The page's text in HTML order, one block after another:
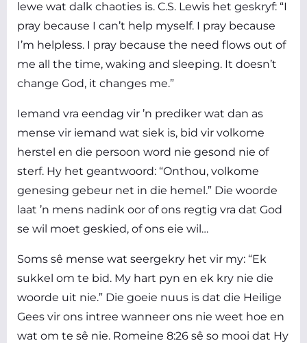
lewe wat dalk chaoties is. C.S. Lewis het geskryf: “I
pray because I can’t help myself. I pray because
I’m helpless. I pray because the need flows out of
me all the time, waking and sleeping. It doesn’t
change God, it changes me.”
Iemand vra eendag vir ’n prediker wat dan as
mense vir iemand wat siek is, bid vir volkome
herstel en die persoon word nie gesond nie of
sterf. Hy het geantwoord: “Onthou, volkome
genesing gebeur net in die hemel.” Die woorde
laat ’n mens nadink oor of ons regtig vra dat God
se wil moet geskied, of ons eie wil…
Soms sê mense wat seergekry het vir my: “Ek
sukkel om te bid. My hart pyn en ek kry nie die
woorde uit nie.” Die goeie nuus is dat die Heilige
Gees vir ons intree wanneer ons nie weet hoe en
wat om te sê nie. Romeine 8:26 sê so mooi dat Hy